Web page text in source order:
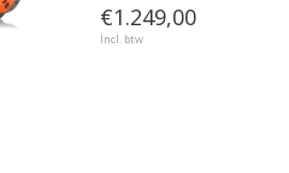
€1.249,00
Incl. btw